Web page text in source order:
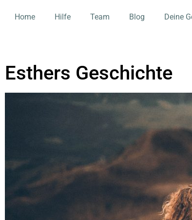
Home Hilfe Team Blog Deine
Esthers Geschichte